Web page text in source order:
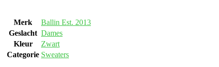
Merk
Ballin Est. 2013
Geslacht Dames
Kleur
Zwart
Categorie Sweaters